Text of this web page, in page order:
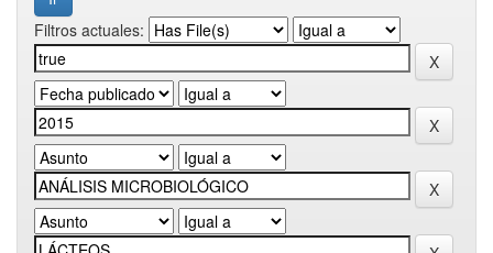
Filtros actuales: